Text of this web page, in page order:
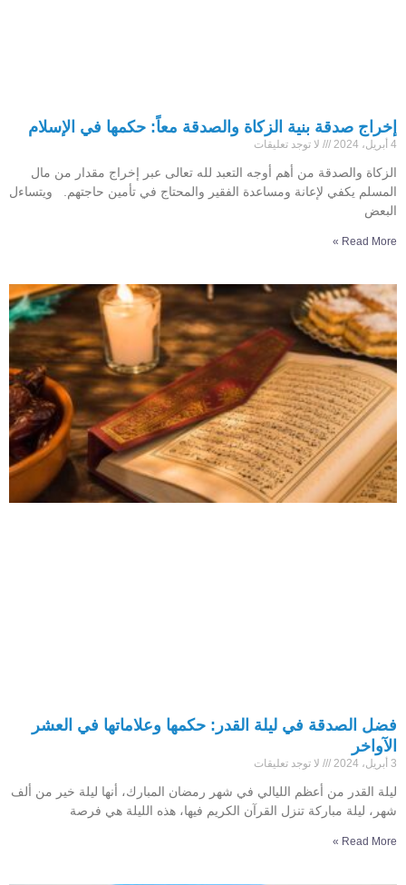
إخراج صدقة بنية الزكاة والصدقة معاً: حكمها في الإسلام
4 أبريل، 2024 لا توجد تعليقات
الزكاة والصدقة من أهم أوجه التعبد لله تعالى عبر إخراج مقدار من مال
المسلم يكفي لإعانة ومساعدة الفقير والمحتاج في تأمين حاجتهم. ويتساءل
البعض
Read More »
فضل الصدقة في ليلة القدر: حكمها وعلاماتها في العشر
الآواخر
3 أبريل، 2024 لا توجد تعليقات
ليلة القدر من أعظم الليالي في شهر رمضان المبارك، أنها ليلة خير من ألف
شهر، ليلة مباركة تنزل القرآن الكريم فيها، هذه الليلة هي فرصة
Read More »